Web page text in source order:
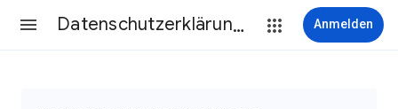
Datenschutzerklärung & Nutzungsbedingungen Anmelden